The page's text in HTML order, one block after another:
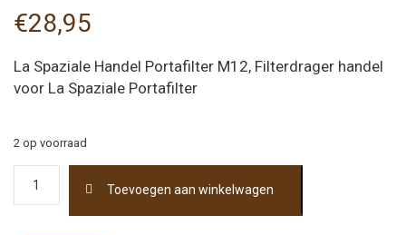
€28,95
La Spaziale Handel Portafilter M12, Filterdrager handel
voor La Spaziale Portafilter
2 op voorraad
Spaziale
Handel
Toevoegen aan winkelwagen